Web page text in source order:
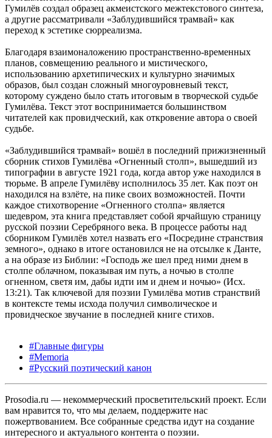
Гумилёв создал образец акмеистского межтекстового синтеза,
а другие рассматривали «Заблудившийся трамвай» как
переход к эстетике сюрреализма.
Благодаря взаимоналожению пространственно-временных
планов, совмещению реального и мистического,
использованию архетипических и культурно значимых
образов, был создан сложный многоуровневый текст,
которому суждено было стать итоговым в творческой судьбе
Гумилёва. Текст этот воспринимается большинством
читателей как провидческий, как откровение автора о своей
судьбе.
«Заблудившийся трамвай» вошёл в последний прижизненный
сборник стихов Гумилёва «Огненный столп», вышедший из
типографии в августе 1921 года, когда автор уже находился в
тюрьме. В апреле Гумилёву исполнилось 35 лет. Как поэт он
находился на взлёте, на пике своих возможностей. Почти
каждое стихотворение «Огненного столпа» является
шедевром, эта книга представляет собой ярчайшую страницу
русской поэзии Серебряного века. В процессе работы над
сборником Гумилёв хотел назвать его «Посредине странствия
земного», однако в итоге остановился не на отсылке к Данте,
а на образе из Библии: «Господь же шел пред ними днем в
столпе облачном, показывая им путь, а ночью в столпе
огненном, светя им, дабы идти им и днем и ночью» (Исх.
13:21). Так ключевой для поэзии Гумилёва мотив странствий
в контексте темы исхода получил символическое и
провидческое звучание в последней книге стихов.
#Главные фигуры
#Memoria
#Русский поэтический канон
Prosodia.ru — некоммерческий просветительский проект. Если
вам нравится то, что мы делаем, поддержите нас
пожертвованием. Все собранные средства идут на создание
интересного и актуального контента о поэзии.